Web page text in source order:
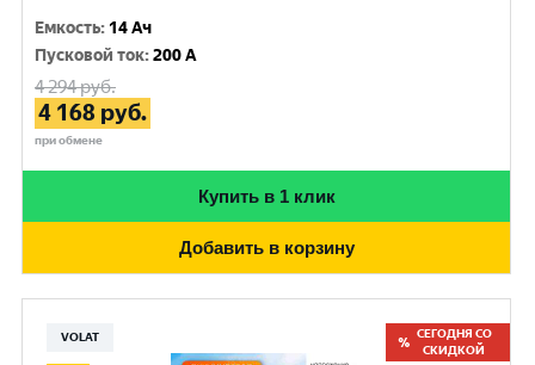
Емкость: 14 Ач
Пусковой ток:200 A
4 294руб.
4 168 руб.
при обмене
Купить в 1 клик
Добавить в корзину
VOLAT
СЕГОДНЯ СО
СКИДКОЙ